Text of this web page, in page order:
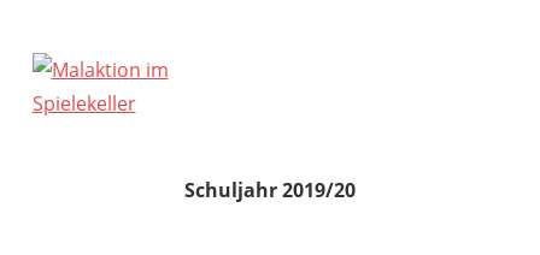
Schuljahr 2019/20